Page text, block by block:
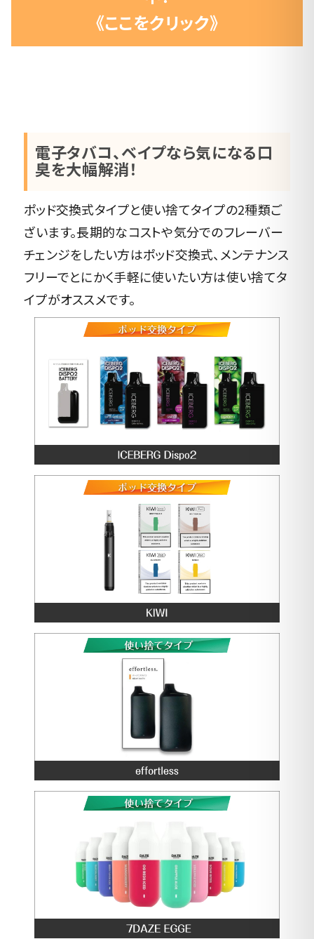
《ここをクリック》
電子タバコ、ベイプなら気になる口
臭を大幅解消！
ポッド交換式タイプと使い捨てタイプの2種類ご
ざいます。長期的なコストや気分でのフレーバー
チェンジをしたい方はポッド交換式、メンテナンス
フリーでとにかく手軽に使いたい方は使い捨てタ
イプがオススメです。